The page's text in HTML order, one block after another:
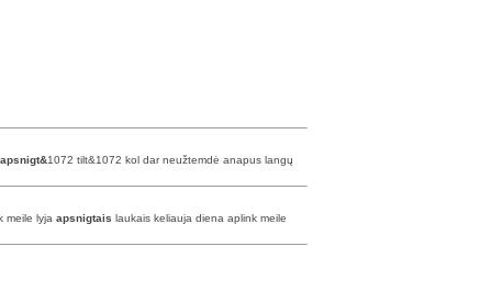
apsnigt&1072 tilt&1072 kol dar neužtemdė anapus langų
meile lyjaapsnigtais laukais keliauja diena aplink meile